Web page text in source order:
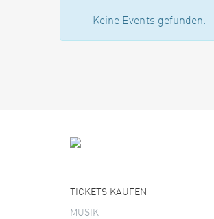
Keine Events gefunden.
TICKETS KAUFEN
MUSIK